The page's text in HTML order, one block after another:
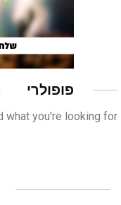
פופולרי
what you're looking for.